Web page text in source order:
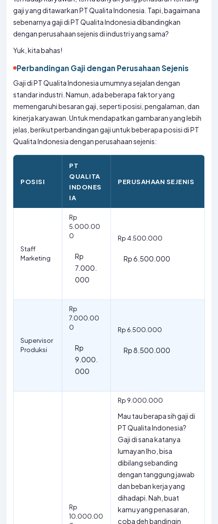
gaji yang ditawarkan PT Qualita Indonesia. Tapi, bagaimana
sebenarnya gaji di PT Qualita Indonesia dibandingkan
dengan perusahaan sejenis di industri yang sama?
Yuk, kita bahas!
Perbandingan Gaji dengan Perusahaan Sejenis
Gaji di PT Qualita Indonesia umumnya sejalan dengan
standar industri. Namun, ada beberapa faktor yang
memengaruhi besaran gaji, seperti posisi, pengalaman, dan
kinerja karyawan. Untuk mendapatkan gambaran yang lebih
jelas, berikut perbandingan gaji untuk beberapa posisi di PT
Qualita Indonesia dengan perusahaan sejenis:
POSISI
PT
QUALITA
INDONES
IA
PERUSAHAAN SEJENIS
Staff
Marketing
Rp
5.000.00
0
Rp
7.000.
000
Rp 4.500.000
Rp 6.500.000
Supervisor
Produksi
Rp
7.000.00
0
Rp
9.000.
000
Rp 6.500.000
Rp 8.500.000
Rp
10.000.00
Rp 9.000.000
Mau tau berapa sih gaji di
PT Qualita Indonesia?
Gaji di sana katanya
lumayan lho, bisa
dibilang sebanding
dengan tanggung jawab
dan beban kerja yang
dihadapi. Nah, buat
kamu yang penasaran,
coba deh bandingin